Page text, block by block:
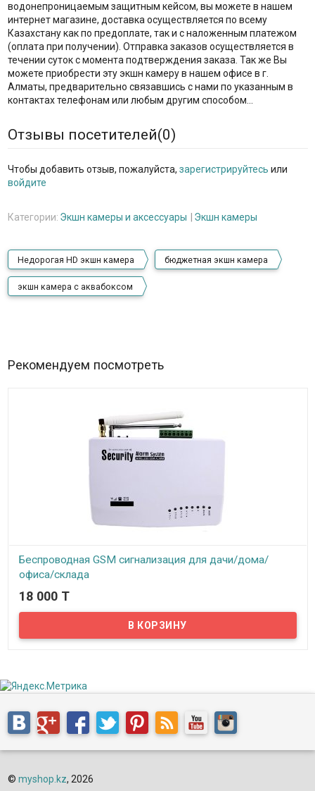
водонепроницаемым защитным кейсом, вы можете в нашем
интернет магазине, доставка осуществляется по всему
Казахстану как по предоплате, так и с наложенным платежом
(оплата при получении). Отправка заказов осуществляется в
течении суток с момента подтверждения заказа. Так же Вы
можете приобрести эту экшн камеру в нашем офисе в г.
Алматы, предварительно связавшись с нами по указанным в
контактах телефонам или любым другим способом...
Отзывы посетителей(0)
Чтобы добавить отзыв, пожалуйста, зарегистрируйтесь или
войдите
Категории: Экшн камеры и аксессуары Экшн камеры
Недорогая HD экшн камера бюджетная экшн камера
экшн камера с аквабоксом
Рекомендуем посмотреть
Беспроводная GSM сигнализация для дачи/дома/
офиса/склада
В наличии
Представляем вашему вниманию беспроводную GSM
сигнализацию для вашего дома/офиса/гаража/дачи или склада.
Принцип работы беспроводной GSM сигнализации прост. Если
запрограммированным номерам телефонов и оповещает о
происшествии. Система позволяет запрограммировать и
проводных и 6 беспроводных охранных зон защиты.
18 000 T
© myshop.kz, 2026